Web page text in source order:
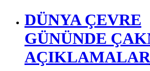
DÜNYA ÇEVRE
GÜNÜNDE
AÇIKLAMALAR